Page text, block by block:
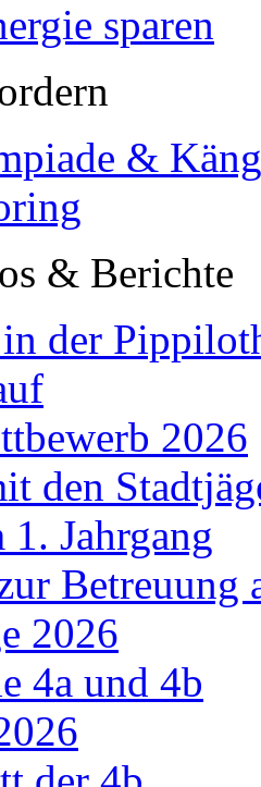
sparen
&
& Berichte
der
2026
den
Jahrgang
Betreuung
2026
4a und 4b